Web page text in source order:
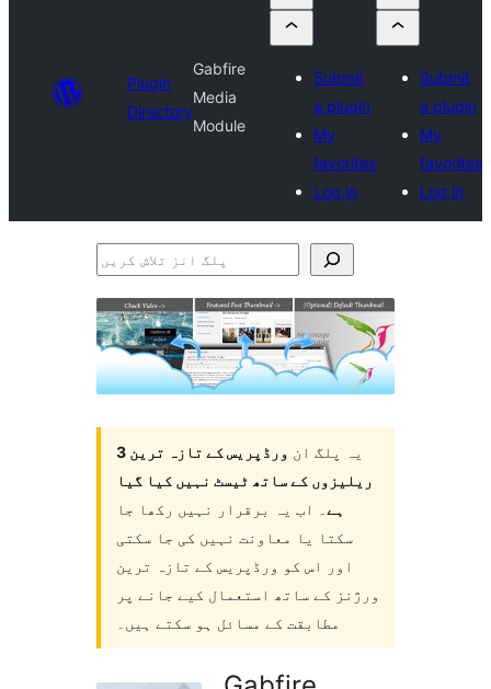
Plugin
Directory
Gabfire
Media
Module
Submit
a plugin
My
favorites
Log in
Submit
a plugin
My
favorites
Log in
پلگ
تلاش
کریں
یہ پلگ ان
ورڈپریس کے تازہ ترین 3
ریلیزوں کے ساتھ ٹیسٹ نہیں کیا گیا
ہے ۔ اب یہ برقرار نہیں رکھا جا
سکتا یا معاونت نہیں کی جا سکتی
اور اس کو ورڈپریس کے تازہ ترین
ورژنز کے ساتھ استعمال کیے جانے پر
مطابقت کے مسائل ہو سکتے ہیں۔